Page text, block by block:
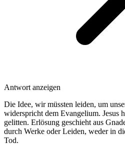
Antwort anzeigen
Die Idee, wir müssten leiden, um
widerspricht dem Evangelium. Jesus
gelitten. Erlösung geschieht aus
durch Werke oder Leiden, weder in
Tod.